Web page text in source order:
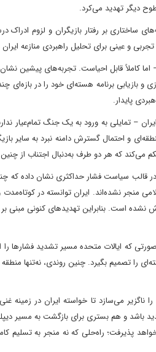
دیگر تهدید می‌کرد.
ساختاری بر رفتار بازیگران و لزوم
و عینی برای تحلیل راهبردی منازعه ایران
قابل احیاست. تجربه‌های پیشین نشان
برنامه هسته‌ای خود را در بازه‌ای
پایدار.
– تمایلی به ورود به یک جنگ تمام‌عیار
و احتمال گسترش دامنه نبرد به سایر
می‌کند که هر دو طرف به‌دنبال اجتناب از
سیاست فشار حداکثری نشان داده که چنین
منجر نشده‌اند. ایران توانسته در
است. بنابراین تهدیدهای کنونی مبنی
که ایالات متحده مسیر تشدید فشارها را
را تصمیم بگیرد. چنین روندی، نه‌تنها منطقه
ناگزیر می‌سازد تا خواسته ایران در زمینه
باشد و هم بستری برای بازگشت به مسیر
پذیرفت؛ راه‌حلی که نه منجر به